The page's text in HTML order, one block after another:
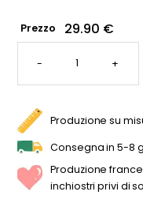
Prezzo 29.90 €
-
CARTA
PARATI
ANIMALI
INVERNO
+
Produzione su
Consegna in 5-8
Produzione
inchiostri privi di